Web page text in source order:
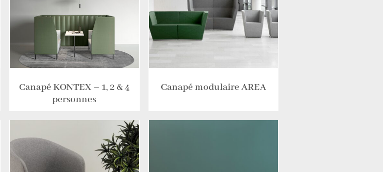
Canapé KONTEX – 1, 2 & 4
personnes
Canapé modulaire AREA